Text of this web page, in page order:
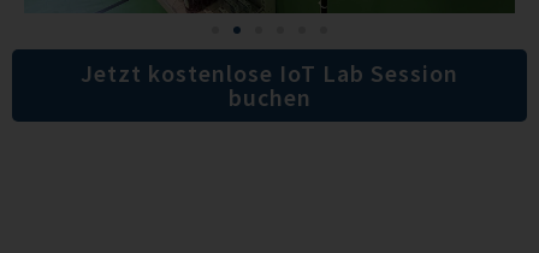
Jetzt kostenlose IoT Lab Session
buchen